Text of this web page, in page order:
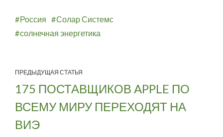
Россия
Солар Системс
солнечная энергетика
ПРЕДЫДУЩАЯ СТАТЬЯ
175 ПОСТАВЩИКОВ APPLE ПО
ВСЕМУ МИРУ ПЕРЕХОДЯТ НА
ВИЭ